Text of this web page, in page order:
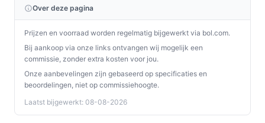
Conclusie
De EZVIZ TY2 Slimme Wi-Fi Pan & Tilt Camera is een
uitstekende keuze voor iedereen die op zoek is naar
een betrouwbare en veelzijdige beveiligingsoplossing.
dekking, biedt deze camera gemoedsrust, waar je ook
Over deze pagina
Prijzen en voorraad worden regelmatig bijgewerkt via bol.com.
Bij aankoop via onze links ontvangen wij mogelijk een
commissie, zonder extra kosten voor jou.
Onze aanbevelingen zijn gebaseerd op specificaties en
beoordelingen, niet op commissiehoogte.
Laatst bijgewerkt: 08-08-2026